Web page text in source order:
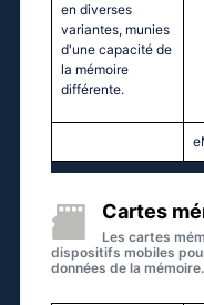
en diverses
variantes, munies
d'une capacité de
la mémoire
différente.
Cartes
Les cartes
dispositifs mobiles
données de la mémoire.